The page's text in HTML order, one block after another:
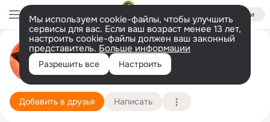
Войти
Мы используем cookie-файлы, чтобы улучшить
сервисы для вас. Если ваш возраст менее 13 лет,
настроить cookie-файлы должен ваш законный
представитель. Больше информации
Разрешить все Настроить
Ольга Бузикова - Фитенко
17 марта Подробнее
Добавить в друзья Написать